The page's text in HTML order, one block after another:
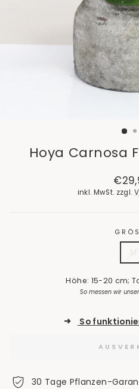
Hoya Carnosa
Preis
inkl. MwSt. zzgl.
Höhe: 15-20 cm;
So messen wir
➜ So
30 Tage Pflanzen-